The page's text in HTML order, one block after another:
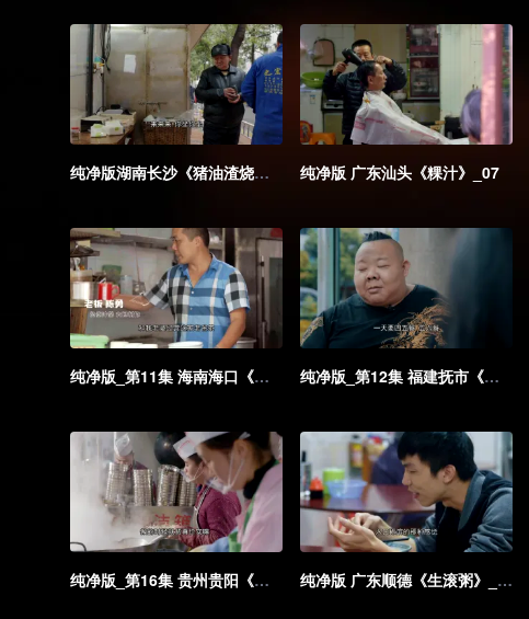
纯净版湖南长沙《猪油渣烧麦》_06 纯净版 广东汕头《粿汁》_07
纯净版_第11集 海南海口《老爸茶》_11 纯净版_第12集 福建抚市《客家牛杂汤》_12
纯净版_第16集 贵州贵阳《肠旺面》_16 纯净版 广东顺德《生滚粥》_17